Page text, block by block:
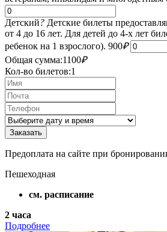
Детский? Детские билеты
от 4 до 16 лет. Для детей до 4-х лет
ребенок на 1 взрослого). 900₽
Общая сумма:1100₽
Кол-во билетов:1
Предоплата на сайте при
Пешеходная
см. расписание
2 часа
Подробнее